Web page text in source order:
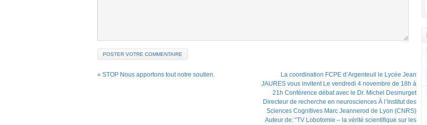
« STOP Nous apportons tout notre soutien.
La coordination FCPE d’Argenteuil le Lycée Jean
JAURES vous invitent Le vendredi 4 novembre de 18h à
21h Conférence débat avec le Dr. Michel Desmurget
Directeur de recherche en neurosciences À l’Institut des
Sciences Cognitives Marc Jeannerod de Lyon (CNRS)
Auteur de: “TV Lobotomie – la vérité scientifique sur les